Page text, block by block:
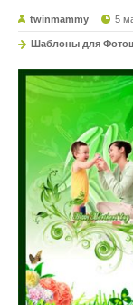
twinmammy 5
Шаблоны для